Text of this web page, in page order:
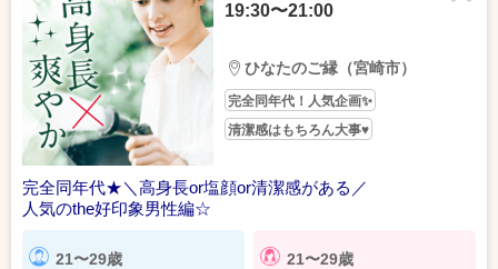
19:30〜21:00
ひなたのご縁（宮崎市）
完全同年代！人気企画✨
清潔感はもちろん大事♥
完全同年代★＼高身長or塩顔or清潔感がある／
人気のthe好印象男性編☆
21〜29歳 21〜29歳